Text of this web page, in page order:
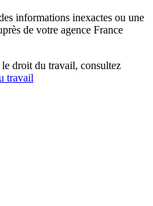
informations inexactes ou une
de votre agence France
le droit du travail, consultez
travail